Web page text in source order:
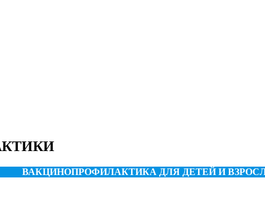
ВАКЦИНОПРОФИЛАКТИКА ДЛЯ ДЕТЕЙ И